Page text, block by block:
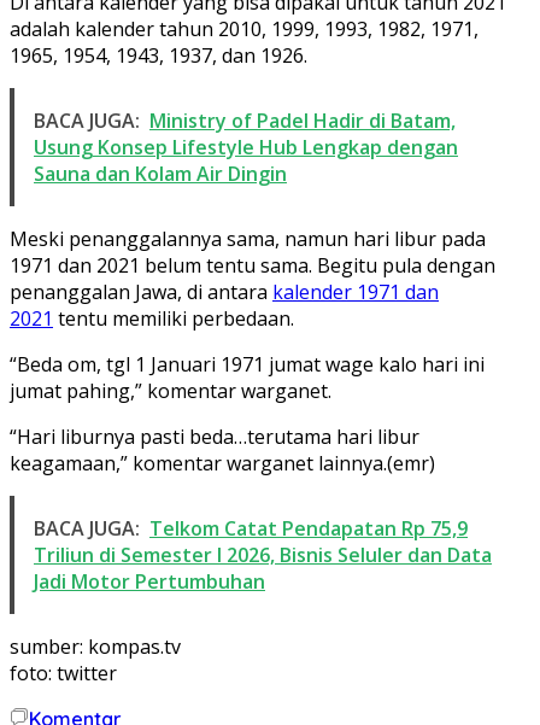
adalah kalender tahun 2010, 1999, 1993, 1982, 1971,
1965, 1954, 1943, 1937, dan 1926.
BACA JUGA: Ministry of Padel Hadir di Batam,
Usung Konsep Lifestyle Hub Lengkap dengan
Sauna dan Kolam Air Dingin
Meski penanggalannya sama, namun hari libur pada
1971 dan 2021 belum tentu sama. Begitu pula dengan
penanggalan Jawa, di antara kalender 1971 dan
2021 tentu memiliki perbedaan.
“Beda om, tgl 1 Januari 1971 jumat wage kalo hari ini
jumat pahing,” komentar warganet.
“Hari liburnya pasti beda…terutama hari libur
keagamaan,” komentar warganet lainnya.(emr)
BACA JUGA: Telkom Catat Pendapatan Rp 75,9
Triliun di Semester I 2026, Bisnis Seluler dan Data
Jadi Motor Pertumbuhan
sumber: kompas.tv
foto: twitter
Komentar